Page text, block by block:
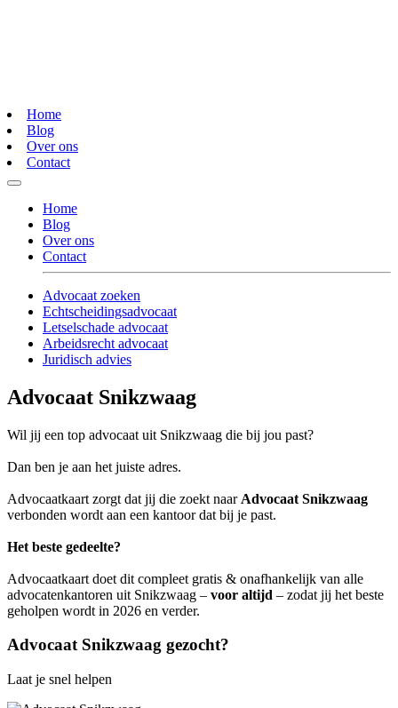
Home
Blog
Over ons
Contact
Home
Blog
Over ons
Contact
Advocaat zoeken
Echtscheidingsadvocaat
Letselschade advocaat
Arbeidsrecht advocaat
Juridisch advies
Advocaat Snikzwaag
Wil jij een top advocaat uit Snikzwaag die bij jou past?
Dan ben je aan het juiste adres.
Advocaatkaart zorgt dat jij die zoekt naar Advocaat Snikzwaag
verbonden wordt aan een kantoor dat bij je past.
Het beste gedeelte?
Advocaatkaart doet dit compleet gratis & onafhankelijk van alle
advocatenkantoren uit Snikzwaag – voor altijd – zodat jij het beste
geholpen wordt in 2026 en verder.
Advocaat Snikzwaag gezocht?
Laat je snel helpen